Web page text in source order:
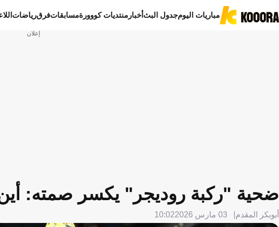
مباريات اليومجدول البثأخبار منتديات كووورةمسابقاتفرقرياضات
إعلان
ضحية "ركبة روديجر" يكسر صمته: أين
أبوبكر المقدم 03 مارس 2026 10:02